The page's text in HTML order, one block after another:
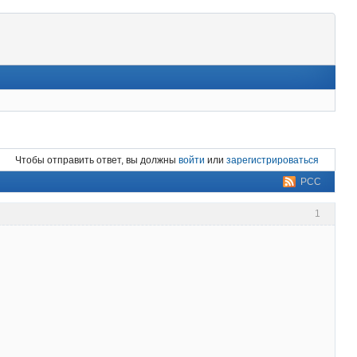
Чтобы отправить ответ, вы должнывойти илизарегистрироваться
РСС
1